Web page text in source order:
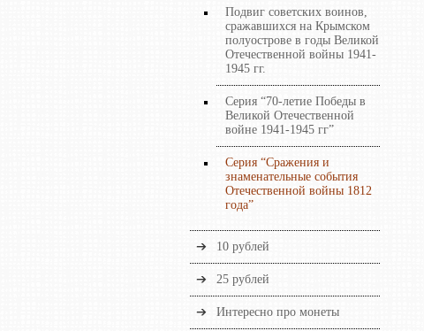
Подвиг советских воинов,
сражавшихся на Крымском
полуострове в годы Великой
Отечественной войны 1941-
1945 гг.
Серия “70-летие Победы в
Великой Отечественной
войне 1941-1945 гг”
Серия “Сражения и
знаменательные события
Отечественной войны 1812
года”
10 рублей
25 рублей
Интересно про монеты